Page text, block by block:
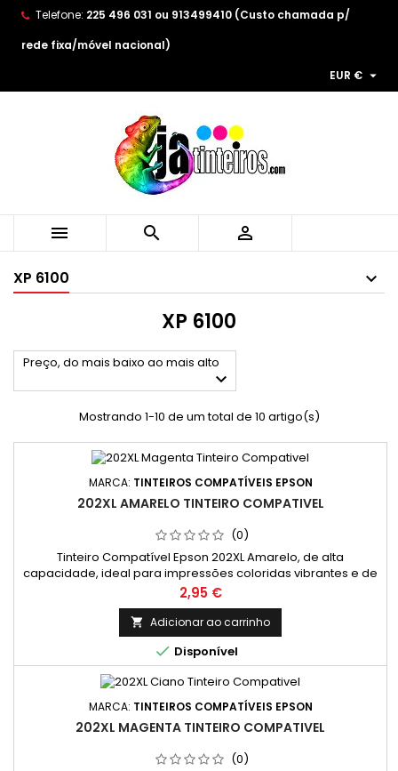
Telefone: 225 496 031 ou 913499410 (Custo chamada p/
rede fixa/móvel nacional)
EUR € 
  
XP 6100
XP 6100
Preço, do mais baixo ao mais alto

Mostrando 1-10 de um total de 10 artigo(s)
MARCA: TINTEIROS COMPATÍVEIS EPSON
202XL AMARELO TINTEIRO COMPATIVEL
(0)
Tinteiro Compatível Epson 202XL Amarelo, de alta
capacidade, ideal para impressões coloridas vibrantes e de
qualidade. Perfeito para quem busca economia e eficiência.
Rendimento Médio: 650 Páginas * *(Em impressão contínua
até 5% de cobertura de uma Folha A4)
Preço
2,95 €
 Adicionar ao carrinho
 Disponível
MARCA: TINTEIROS COMPATÍVEIS EPSON
202XL MAGENTA TINTEIRO COMPATIVEL
(0)
As minhas listas de desejos ×
((modalTitle)) ×
((cancelText)) ((modalDeleteText))
((title)) ×
((label))
((cancelText)) ((createText))
Entrar ×
You need to be logged in to save products in your
wishlist.
((cancelText))